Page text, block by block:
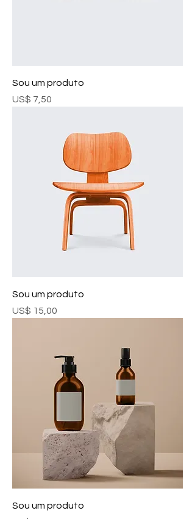
Sou um produto
Preço
US$ 7,50
Sou um produto
Preço
US$ 15,00
Sou um produto